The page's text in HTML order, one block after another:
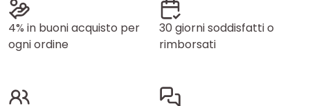
4% in buoni acquisto per
ogni ordine
30 giorni soddisfatti o
rimborsati